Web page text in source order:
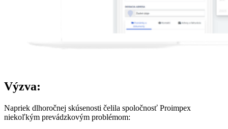
Výzva:
Napriek dlhoročnej skúsenosti čelila spoločnosť Proimpex
niekoľkým prevádzkovým problémom: